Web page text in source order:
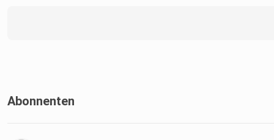
Abonnenten